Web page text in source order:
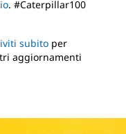
. #Caterpillar100
subito per
aggiornamenti